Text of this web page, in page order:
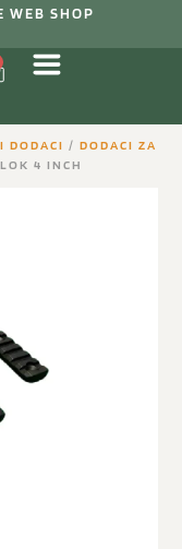
WEB SHOP
DODACI / DODACI ZA
4 INCH